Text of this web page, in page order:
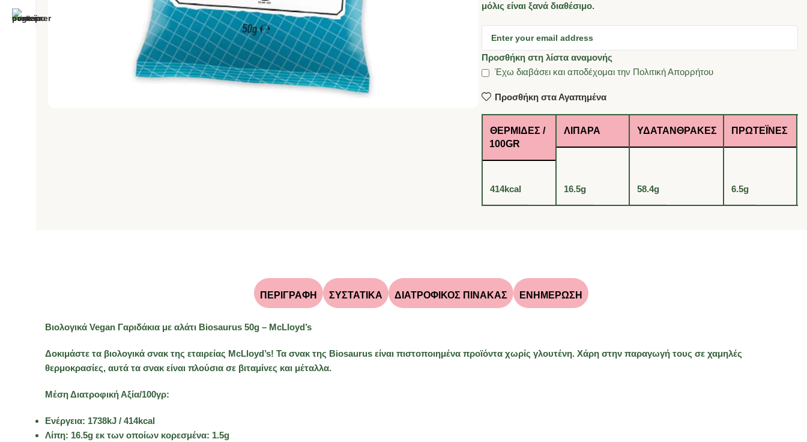
μόλις είναι ξανά διαθέσιμο.
Προσθήκη στη λίστα αναμονής
Έχω διαβάσει και αποδέχομαι την Πολιτική Απορρήτου
Προσθήκη στα Αγαπημένα
ΘΕΡΜΊΔΕΣ /
100GR
414kcal
ΛΙΠΑΡΆ
16.5g
ΥΔΑΤΆΝΘΡΑΚΕΣ
58.4g
ΠΡΩΤΕΪ́ΝΕΣ
6.5g
ΠΕΡΙΓΡΑΦΉ ΣΥΣΤΑΤΙΚΑ ΔΙΑΤΡΟΦΙΚΟΣ ΠΙΝΑΚΑΣ ΕΝΗΜΕΡΩΣΗ
Βιολογικά Vegan Γαριδάκια με αλάτι Biosaurus 50g – McLloyd’s
Δοκιμάστε τα βιολογικά σνακ της εταιρείας McLloyd’s! Τα σνακ της Biosaurus είναι πιστοποιημένα προϊόντα χωρίς γλουτένη. Χάρη στην παραγωγή τους σε χαμηλές
θερμοκρασίες, αυτά τα σνακ είναι πλούσια σε βιταμίνες και μέταλλα.
Μέση Διατροφική Αξία/100γρ:
Ενέργεια: 1738kJ / 414kcal
Λίπη: 16.5g εκ των οποίων κορεσμένα: 1.5g